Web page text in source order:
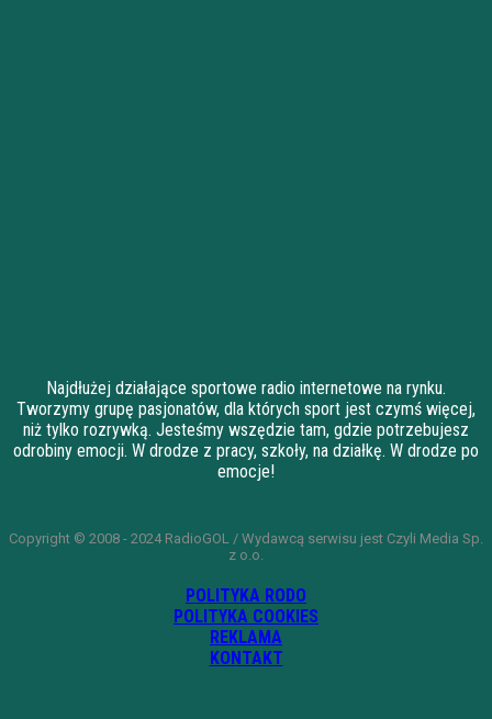
Najdłużej działające sportowe radio internetowe na rynku.
Tworzymy grupę pasjonatów, dla których sport jest czymś więcej,
niż tylko rozrywką. Jesteśmy wszędzie tam, gdzie potrzebujesz
odrobiny emocji. W drodze z pracy, szkoły, na działkę. W drodze po
emocje!
Copyright © 2008 - 2024 RadioGOL / Wydawcą serwisu jest Czyli Media Sp.
z o.o.
POLITYKA RODO
POLITYKA COOKIES
REKLAMA
KONTAKT